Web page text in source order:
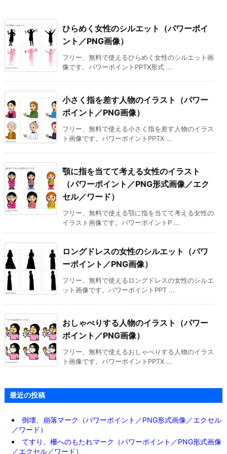
ひらめく女性のシルエット（パワーポイ
ント／PNG画像）
フリー、無料で使えるひらめく女性のシルエット画
像です。パワーポイントPPTX形式 ...
小さく指を差す人物のイラスト（パワー
ポイント／PNG画像）
フリー、無料で使える小さく指を差す人物のイラス
ト画像です。パワーポイントPPTX ...
顎に指を当てて考える女性のイラスト
（パワーポイント／PNG形式画像／エク
セル／ワード）
フリー、無料で使える顎に指を当てて考える女性の
イラスト画像です。パワーポイントP ...
ロングドレスの女性のシルエット（パワ
ーポイント／PNG画像）
フリー、無料で使えるロングドレスの女性のシルエ
ット画像です。パワーポイントPPT ...
おしゃべりする人物のイラスト（パワー
ポイント／PNG画像）
フリー、無料で使えるおしゃべりする人物のイラス
ト画像です。パワーポイントPPTX ...
最近の投稿
倒壊、崩落マーク（パワーポイント／PNG形式画像／エクセル
／ワード）
てすり、柵へのもたれマーク（パワーポイント／PNG形式画像
／エクセル／ワード）